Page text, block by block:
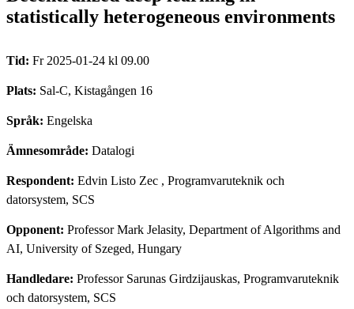
statistically heterogeneous environments
Tid: Fr 2025-01-24 kl 09.00
Plats: Sal-C, Kistagången 16
Språk: Engelska
Ämnesområde: Datalogi
Respondent: Edvin Listo Zec , Programvaruteknik och
datorsystem, SCS
Opponent: Professor Mark Jelasity, Department of Algorithms and
AI, University of Szeged, Hungary
Handledare: Professor Sarunas Girdzijauskas, Programvaruteknik
och datorsystem, SCS